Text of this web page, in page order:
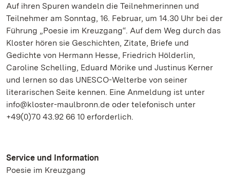
Auf ihren Spuren wandeln die Teilnehmerinnen und
Teilnehmer am Sonntag, 16. Februar, um 14.30 Uhr bei der
Führung „Poesie im Kreuzgang“. Auf dem Weg durch das
Kloster hören sie Geschichten, Zitate, Briefe und
Gedichte von Hermann Hesse, Friedrich Hölderlin,
Caroline Schelling, Eduard Mörike und Justinus Kerner
und lernen so das UNESCO-Welterbe von seiner
literarischen Seite kennen. Eine Anmeldung ist unter
info@kloster-maulbronn.de oder telefonisch unter
+49(0)70 43.92 66 10 erforderlich.
Service und Information
Poesie im Kreuzgang